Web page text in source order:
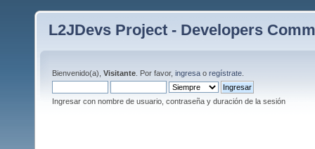
L2JDevs Project - Developers
Bienvenido(a), Visitante . Por favor, ingresa o regístrate
Ingresar con nombre de usuario, contraseña y duración de la sesión